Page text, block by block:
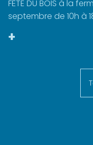
FÊTE DU BOIS à la
septembre de 10h à
+